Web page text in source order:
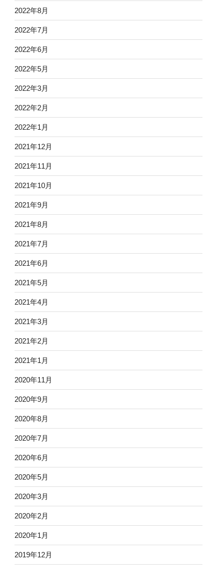
2022年8月
2022年7月
2022年6月
2022年5月
2022年3月
2022年2月
2022年1月
2021年12月
2021年11月
2021年10月
2021年9月
2021年8月
2021年7月
2021年6月
2021年5月
2021年4月
2021年3月
2021年2月
2021年1月
2020年11月
2020年9月
2020年8月
2020年7月
2020年6月
2020年5月
2020年3月
2020年2月
2020年1月
2019年12月